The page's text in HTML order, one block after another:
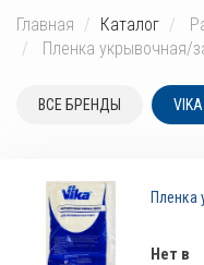
Главная Каталог
Пленка укрывочная/
ВСЕ БРЕНДЫ VIKA
Пленка
Нет в